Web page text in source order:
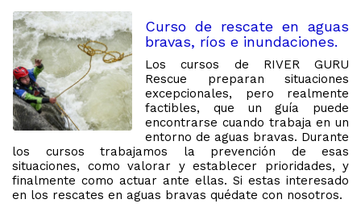
Curso de rescate en aguas
bravas, ríos e inundaciones.
Los cursos de RIVER GURU
Rescue preparan situaciones
excepcionales, pero realmente
factibles, que un guía puede
encontrarse cuando trabaja en un
entorno de aguas bravas. Durante
los cursos trabajamos la prevención de esas
situaciones, como valorar y establecer prioridades, y
finalmente como actuar ante ellas. Si estas interesado
en los rescates en aguas bravas quédate con nosotros.